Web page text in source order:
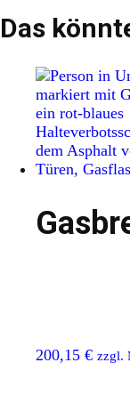
Das
200,15 € zzgl.